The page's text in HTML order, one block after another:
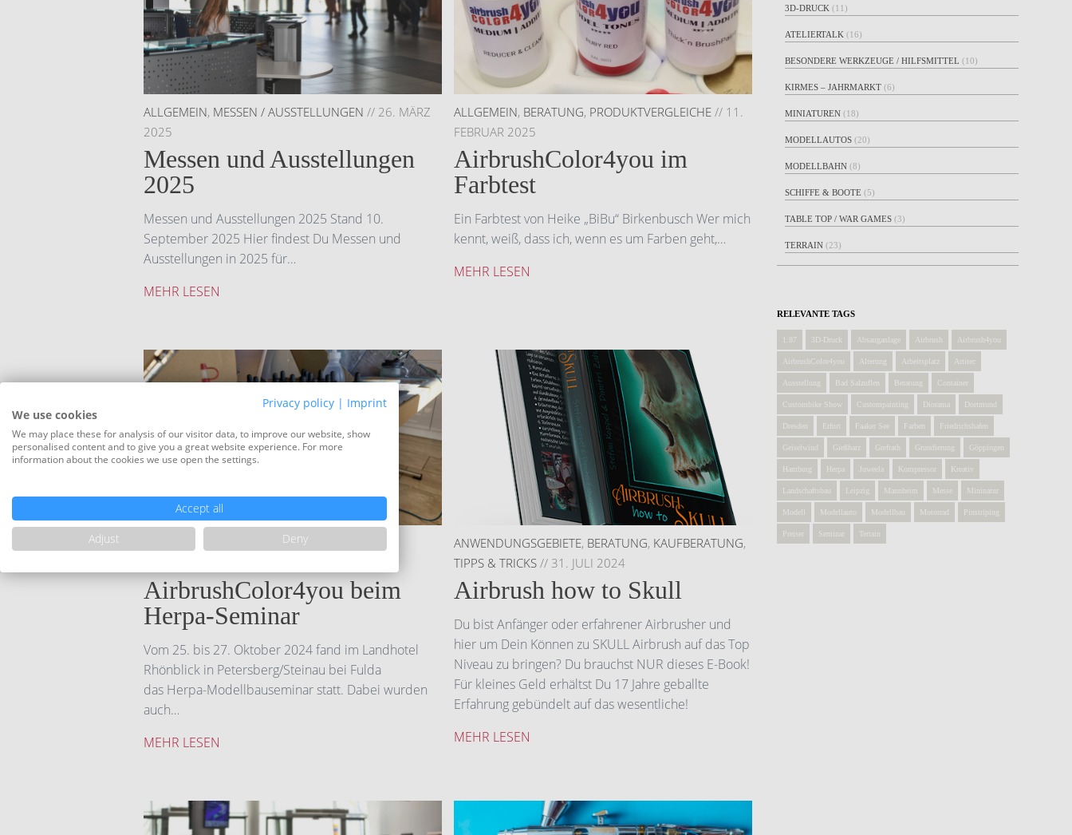
ALLGEMEIN, MESSEN / AUSSTELLUNGEN // 26. MÄRZ
2025
Messen und Ausstellungen
2025
Messen und Ausstellungen 2025 Stand 10.
September 2025 Hier findest Du Messen und
Ausstellungen in 2025 für…
MEHR LESEN
ALLGEMEIN, BERATUNG, PRODUKTVERGLEICHE // 11.
FEBRUAR 2025
AirbrushColor4you im
Farbtest
Ein Farbtest von Heike „BiBu“ Birkenbusch Wer mich
kennt, weiß, dass ich, wenn es um Farben geht,…
MEHR LESEN
ATELIERTALK,MODELLAUTOS
AirbrushColor4you beim
Herpa-Seminar
Vom 25. bis 27. Oktober 2024 fand im Landhotel
Rhönblick in Petersberg/Steinau bei Fulda
das Herpa-Modellbauseminar statt. Dabei wurden
auch…
MEHR LESEN
ANWENDUNGSGEBIETE, BERATUNG, KAUFBERATUNG,
TIPPS & TRICKS // 31. JULI 2024
Airbrush how to Skull
Du bist Anfänger oder erfahrener Airbrusher und
hier um Dein Können zu SKULL Airbrush auf das Top
Niveau zu bringen? Du brauchst NUR dieses E-Book!
Für kleines Geld erhältst Du 17 Jahre geballte
Erfahrung gebündelt auf das wesentliche!
MEHR LESEN
3D-DRUCK (11)
ATELIERTALK (16)
BESONDERE WERKZEUGE / HILFSMITTEL (10)
KIRMES – JAHRMARKT (6)
MINIATUREN (18)
MODELLAUTOS (20)
MODELLBAHN (8)
SCHIFFE & BOOTE (5)
TABLE TOP / WAR GAMES (3)
TERRAIN (23)
RELEVANTE TAGS
1:87 3D-Druck Absauganlage Airbrush Airbrush4you
AirbrushColor4you Alterung Arbeitsplatz Artitec
Ausstellung Bad Salzuflen Beratung Container
Custombike Show Custompainting Diorama Dortmund
Dresden Erfurt Faaker See Farben Friedrichshafen
Geiselwind Gießharz Grefrath Grundierung Göppingen
Hamburg Herpa Juweela Kompressor Kreativ
Landschaftsbau Leipzig Mannheim Messe Mininatur
Modell Modellauto Modellbau Motorrad Pinstriping
Preiser Seminar Terrain
Privacy policy | Imprint
We use cookies
We may place these for analysis of our visitor data, to improve our website, show
personalised content and to give you a great website experience. For more
information about the cookies we use open the settings.
Accept all
Adjust
Deny